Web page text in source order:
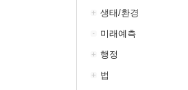
생태/환경
미래예측
행정
법